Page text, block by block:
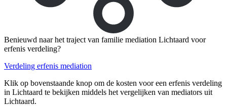
Benieuwd naar het traject van familie mediation Lichtaard voor
erfenis verdeling?
Verdeling erfenis mediation
Klik op bovenstaande knop om de kosten voor een erfenis verdeling
in Lichtaard te bekijken middels het vergelijken van mediators uit
Lichtaard.